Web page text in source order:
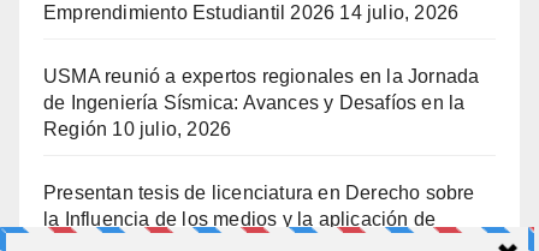
Emprendimiento Estudiantil 2026 14 julio, 2026
USMA reunió a expertos regionales en la Jornada
de Ingeniería Sísmica: Avances y Desafíos en la
Región 10 julio, 2026
Presentan tesis de licenciatura en Derecho sobre
la Influencia de los medios y la aplicación de